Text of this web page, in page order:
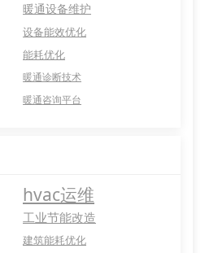
暖通设备维护
设备能效优化
能耗优化
暖通诊断技术
暖通咨询平台
hvac运维
工业节能改造
建筑能耗优化